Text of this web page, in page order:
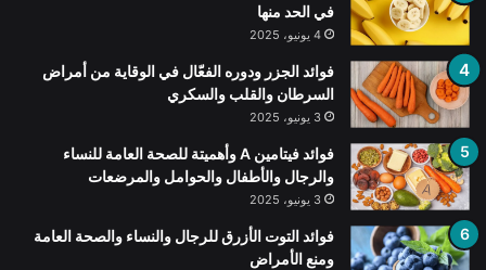
في الحد منها
4 يونيو، 2025
فوائد الجزر ودوره الفعّال في الوقاية من أمراض
السرطان والقلب والسكري
3 يونيو، 2025
فوائد فيتامين A وأهميتة للصحة العامة للنساء
والرجال والأطفال والحوامل والمرضعات
3 يونيو، 2025
فوائد التوت الأزرق للرجال والنساء والصحة العامة
ومنع الأمراض